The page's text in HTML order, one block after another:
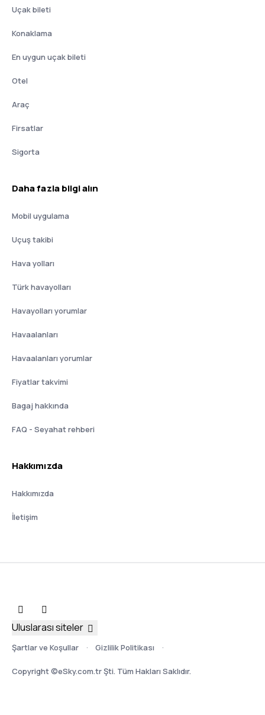
Uçak bileti
Konaklama
En uygun uçak bileti
Otel
Araç
Firsatlar
Sigorta
Daha fazla bilgi alın
Mobil uygulama
Uçuş takibi
Hava yolları
Türk havayolları
Havayolları yorumlar
Havaalanları
Havaalanları yorumlar
Fiyatlar takvimi
Bagaj hakkında
FAQ - Seyahat rehberi
Hakkımızda
Hakkımızda
İletişim
Şartlar ve Koşullar Gizlilik Politikası
Copyright ©eSky.com.tr Şti. Tüm Hakları Saklıdır.
Uluslarası siteler